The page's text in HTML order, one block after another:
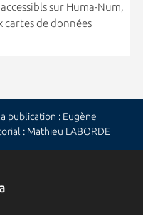
sur Huma-Num,
cartes de données
: Eugène
: Mathieu LABORDE